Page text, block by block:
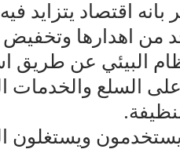
اقتصاد يتزايد
من اهدارها وتخفيض
البيئي عن طريق
السلع والخدمات
ويستغلون